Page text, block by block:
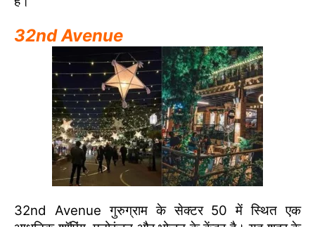
32nd Avenue
32nd Avenue गुरुग्राम के सेक्टर 50 में स्थित एक